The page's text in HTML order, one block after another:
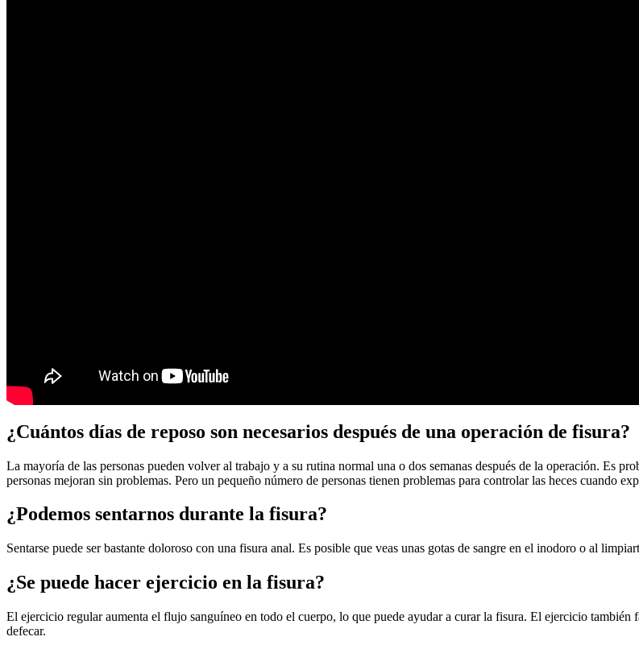
¿Cuántos días de reposo son necesarios después de una operación de fisura?
La mayoría de las personas pueden volver al trabajo y a su rutina normal una o dos semanas después de la operación. Es
personas mejoran sin problemas. Pero un pequeño número de personas tienen problemas para controlar las heces cuando
¿Podemos sentarnos durante la fisura?
Sentarse puede ser bastante doloroso con una fisura anal. Es posible que veas unas gotas de sangre en el inodoro o al
¿Se puede hacer ejercicio en la fisura?
El ejercicio regular aumenta el flujo sanguíneo en todo el cuerpo, lo que puede ayudar a curar la fisura. El ejercicio
defecar.